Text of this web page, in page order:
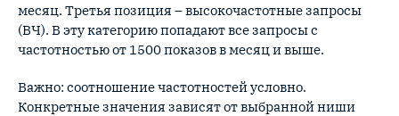
месяц. Третья позиция – высокочастотные запросы
(ВЧ). В эту категорию попадают все запросы с
частотностью от 1500 показов в месяц и выше.
Важно: соотношение частотностей условно.
Конкретные значения зависят от выбранной ниши